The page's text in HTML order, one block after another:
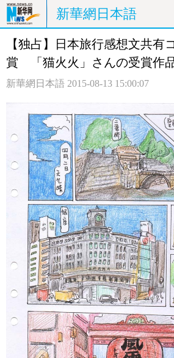
新華網日本語
ホームページ 政治
中日対訳
【独占】日本旅行感想文共有
賞 「猫火火」さんの受賞作
新華網日本語 2015-08-13 15:00:07